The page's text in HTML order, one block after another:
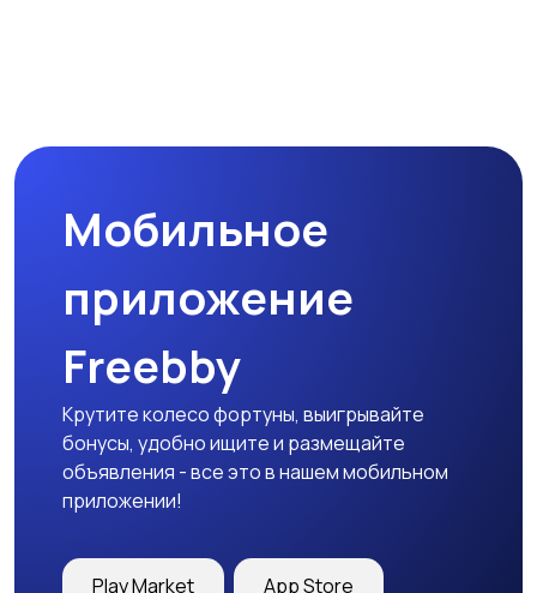
Мобильное
приложение
Freebby
Крутите колесо фортуны, выигрывайте
бонусы, удобно ищите и размещайте
объявления - все это в нашем мобильном
приложении!
Play Market App Store